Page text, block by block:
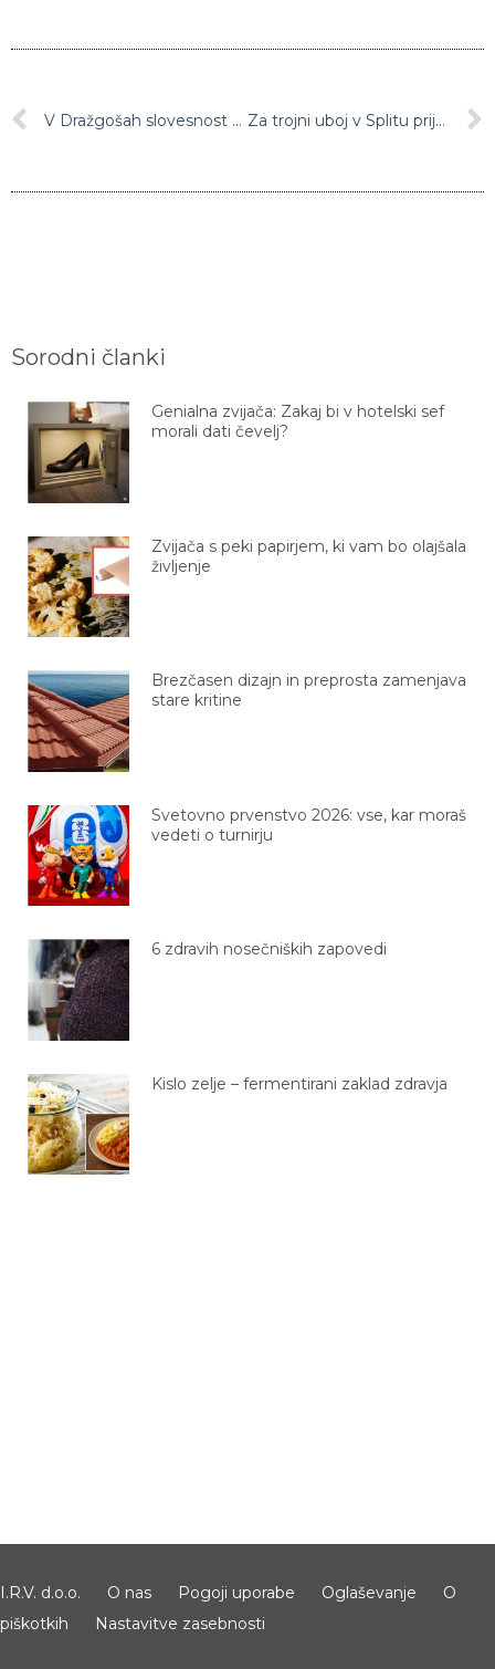
V Dražgošah slovesnost ob 78. obletnici znamenite bitke Za trojni uboj v Splitu prijeli 25-letnika
Sorodni članki
Genialna zvijača: Zakaj bi v hotelski sef
morali dati čevelj?
Zvijača s peki papirjem, ki vam bo olajšala
življenje
Brezčasen dizajn in preprosta zamenjava
stare kritine
Svetovno prvenstvo 2026: vse, kar moraš
vedeti o turnirju
6 zdravih nosečniških zapovedi
Kislo zelje – fermentirani zaklad zdravja
I.R.V. d.o.o. O nas Pogoji uporabe Oglaševanje
O
piškotkih
Nastavitve zasebnosti